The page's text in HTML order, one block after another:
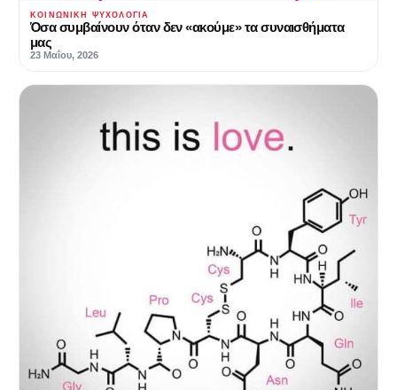
ΚΟΙΝΩΝΙΚΉ ΨΥΧΟΛΟΓΊΑ
Όσα συμβαίνουν όταν δεν «ακούμε» τα συναισθήματα
μας
23 Μαΐου, 2026